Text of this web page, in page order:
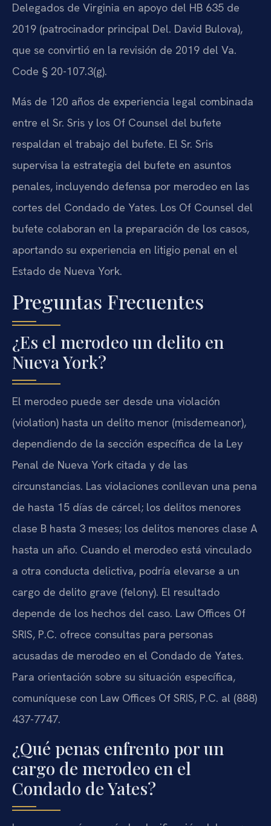
Delegados de Virginia en apoyo del HB 635 de
2019 (patrocinador principal Del. David Bulova),
que se convirtió en la revisión de 2019 del Va.
Code § 20-107.3(g).
Más de 120 años de experiencia legal combinada
entre el Sr. Sris y los Of Counsel del bufete
respaldan el trabajo del bufete. El Sr. Sris
supervisa la estrategia del bufete en asuntos
penales, incluyendo defensa por merodeo en las
cortes del Condado de Yates. Los Of Counsel del
bufete colaboran en la preparación de los casos,
aportando su experiencia en litigio penal en el
Estado de Nueva York.
Preguntas Frecuentes
¿Es el merodeo un delito en
Nueva York?
El merodeo puede ser desde una violación
(violation) hasta un delito menor (misdemeanor),
dependiendo de la sección específica de la Ley
Penal de Nueva York citada y de las
circunstancias. Las violaciones conllevan una pena
de hasta 15 días de cárcel; los delitos menores
clase B hasta 3 meses; los delitos menores clase A
hasta un año. Cuando el merodeo está vinculado
a otra conducta delictiva, podría elevarse a un
cargo de delito grave (felony). El resultado
depende de los hechos del caso. Law Offices Of
SRIS, P.C. ofrece consultas para personas
acusadas de merodeo en el Condado de Yates.
Para orientación sobre su situación específica,
comuníquese con Law Offices Of SRIS, P.C. al (888)
437-7747.
¿Qué penas enfrento por un
cargo de merodeo en el
Condado de Yates?